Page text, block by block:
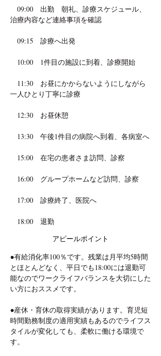
09:00　出勤　朝礼、診療スケジュール、
治療内容など連絡事項を確認
09:15　診療へ出発
10:00　1件目の施設に到着、診療開始
11:30　お昼にかからないようにしながら
一人ひとり丁寧に診療
12:30　お昼休憩
13:30　午後1件目の病院へ到着、各病室へ
15:00　在宅の患者さま訪問、診察
16:00　グループホームなど訪問、診察
17:00　診療終了、医院へ
18:00　退勤
アピールポイント
●有給消化率100％です。残業は月平均5時間
とほとんどなく、平日でも18:00には退勤可
能なのでワークライフバランスを大切にした
い方におススメです。
●産休・育休の取得実績があります。育児短
時間勤務制度の適用実績もあるのでライフス
タイルが変化しても、柔軟に働ける環境で
す。